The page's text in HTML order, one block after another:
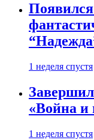
1 неделя спустя
«Война и
1 неделя спустя